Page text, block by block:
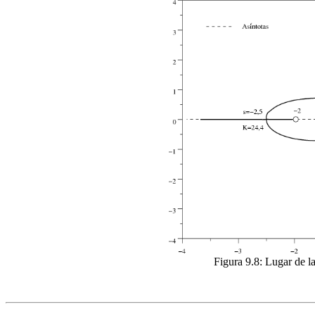
Figura 9.8: Lugar de